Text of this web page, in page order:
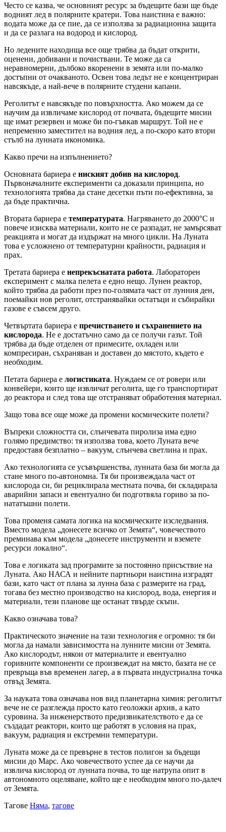
Често се казва, че основният ресурс за бъдещите бази ще бъде
водният лед в полярните кратери. Това наистина е важно:
водата може да се пие, да се използва за радиационна защита
и да се разлага на водород и кислород.
Но ледените находища все още трябва да бъдат открити,
оценени, добивани и почиствани. Те може да са
неравномерни, дълбоко вкоренени в земята или по-малко
достъпни от очакваното. Освен това ледът не е концентриран
навсякъде, а най-вече в полярните студени капани.
Реголитът е навсякъде по повърхността. Ако можем да се
научим да извличаме кислород от почвата, бъдещите мисии
ще имат резервен и може би по-гъвкав маршрут. Той не е
непременно заместител на водния лед, а по-скоро като втори
стълб на лунната икономика.
Какво пречи на изпълнението?
Основната бариера е ниският добив на кислород.
Първоначалните експерименти са доказали принципа, но
технологията трябва да стане десетки пъти по-ефективна, за
да бъде практична.
Втората бариера е температурата. Нагряването до 2000°C и
повече изисква материали, които не се разпадат, не замърсяват
реакцията и могат да издържат на много цикли. На Луната
това е усложнено от температурни крайности, радиация и
прах.
Третата бариера е непрекъснатата работа. Лабораторен
експеримент с малка пелета е едно нещо. Лунен реактор,
който трябва да работи през по-голямата част от лунния ден,
поемайки нов реголит, отстранявайки остатъци и събирайки
газове е съвсем друго.
Четвъртата бариера е пречистването и съхранението на
кислорода. Не е достатъчно само да се получи газът. Той
трябва да бъде отделен от примесите, охладен или
компресиран, съхраняван и доставен до мястото, където е
необходим.
Петата бариера е логистиката. Нуждаем се от ровери или
конвейери, които ще извличат реголита, ще го транспортират
до реактора и след това ще отстраняват обработения материал.
Защо това все още може да промени космическите полети?
Въпреки сложността си, слънчевата пиролиза има едно
голямо предимство: тя използва това, което Луната вече
предоставя безплатно – вакуум, слънчева светлина и прах.
Ако технологията се усъвършенства, лунната база би могла да
стане много по-автономна. Тя би произвеждала част от
кислорода си, би рециклирала местната почва, би складирала
аварийни запаси и евентуално би подготвяла гориво за по-
нататъшни полети.
Това променя самата логика на космическите изследвания.
Вместо модела „донесете всичко от Земята“, човечеството
преминава към модела „донесете инструменти и вземете
ресурси локално“.
Това е логиката зад програмите за постоянно присъствие на
Луната. Ако НАСА и нейните партньори наистина изградят
бази, като част от плана за лунна база с размерите на град,
тогава без местно производство на кислород, вода, енергия и
материали, тези планове ще останат твърде скъпи.
Какво означава това?
Практическото значение на тази технология е огромно: тя би
могла да намали зависимостта на лунните мисии от Земята.
Ако кислородът, някои от материалите и евентуално
горивните компоненти се произвеждат на място, базата не се
превръща във временен лагер, а в първата индустриална точка
отвъд Земята.
За науката това означава нов вид планетарна химия: реголитът
вече не се разглежда просто като геоложки архив, а като
суровина. За инженерството предизвикателството е да се
създадат реактори, които ще работят в условия на прах,
вакуум, радиация и екстремни температури.
Луната може да се превърне в тестов полигон за бъдещи
мисии до Марс. Ако човечеството успее да се научи да
извлича кислород от лунната почва, то ще натрупа опит в
автономното оцеляване, който ще е необходим много по-далеч
от Земята.
Тагове Няма, тагове